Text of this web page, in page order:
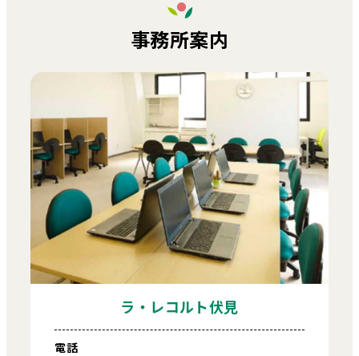
事務所案内
ラ・レコルト伏見
電話